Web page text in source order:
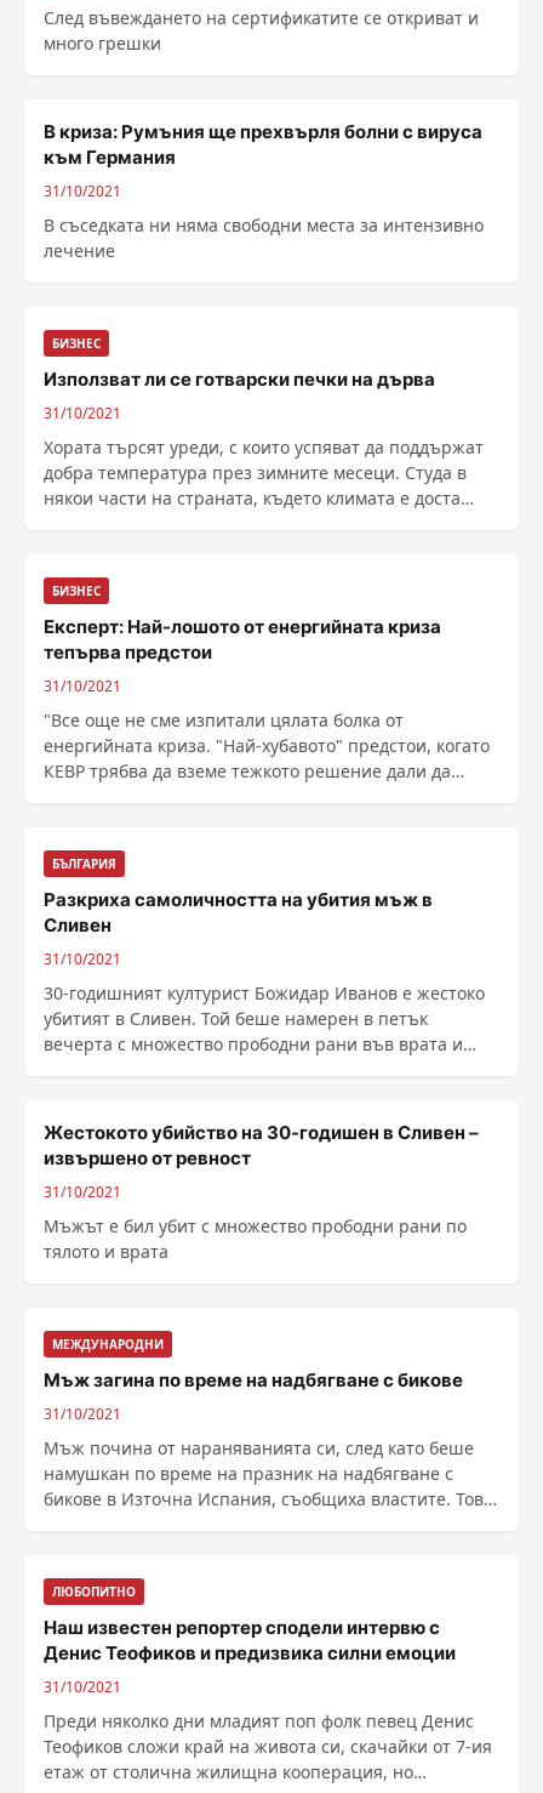
След въвеждането на сертификатите се откриват и
много грешки
В криза: Румъния ще прехвърля болни с вируса
към Германия
31/10/2021
В съседката ни няма свободни места за интензивно
лечение
БИЗНЕС
Използват ли се готварски печки на дърва
31/10/2021
Хората търсят уреди, с които успяват да поддържат
добра температура през зимните месеци. Студа в
някои части на страната, където климата е доста
БИЗНЕС
Експерт: Най-лошото от енергийната криза
тепърва предстои
31/10/2021
"Все още не сме изпитали цялата болка от
енергийната криза. "Най-хубавото" предстои, когато
КЕВР трябва да вземе тежкото решение дали да
пазарнат...
БЪЛГАРИЯ
Разкриха самоличността на убития мъж в
Сливен
31/10/2021
30-годишният културист Божидар Иванов е жестоко
убитият в Сливен. Той беше намерен в петък
вечерта с множество прободни рани във врата и
Жестокото убийство на 30-годишен в Сливен –
извършено от ревност
31/10/2021
Мъжът е бил убит с множество прободни рани по
тялото и врата
МЕЖДУНАРОДНИ
Мъж загина по време на надбягване с бикове
31/10/2021
Мъж почина от нараняванията си, след като беше
намушкан по време на празник на надбягване с
бикове в Източна Испания, съобщиха властите. Това
ЛЮБОПИТНО
Наш известен репортер сподели интервю с
Денис Теофиков и предизвика силни емоции
31/10/2021
Преди няколко дни младият поп фолк певец Денис
Теофиков сложи край на живота си, скачайки от 7-ия
етаж от столична жилищна кооперация, но